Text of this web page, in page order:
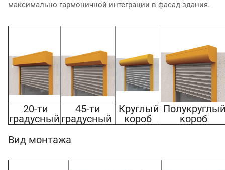
максимально гармоничной интеграции в фасад здания.
20-ти
градусный
45-ти
градусный
Круглый
короб
короб
Вид монтажа